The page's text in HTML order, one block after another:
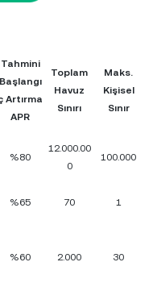
Tahmini
Başlangı
Artırma
APR
Toplam
Havuz
Sınırı
Maks.
Kişisel
Sınır
%80
12.000.00
0
100.000
%65 70 1
%60 2.000 30